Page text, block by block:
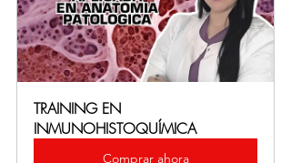
TRAINING EN
INMUNOHISTOQUÍMICA
Comprar ahora